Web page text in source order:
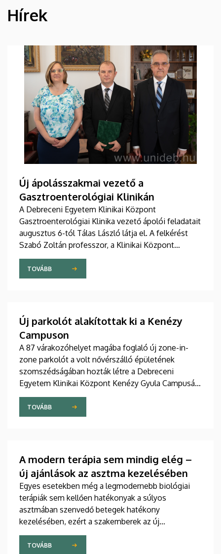
HÍREK
Hírek
Új ápolásszakmai vezető a
Gasztroenterológiai Klinikán
A Debreceni Egyetem Klinikai Központ
Gasztroenterológiai Klinika vezető ápolói feladatait
augusztus 6-tól Tálas László látja el. A felkérést
Szabó Zoltán professzor, a Klinikai Központ
elnöke, valamint Szőllősi Anna ápolási és
szakdolgozói igazgató adta át pénteken
ünnepélyes keretek között az Elnöki Hivatalban.
TOVÁBB
Új parkolót alakítottak ki a Kenézy
Campuson
A 87 várakozóhelyet magába foglaló új zone-in-
zone parkolót a volt nővérszálló épületének
szomszédságában hozták létre a Debreceni
Egyetem Klinikai Központ Kenézy Gyula Campusán.
Az új területet várhatóan augusztusban nyitják meg
a járművek előtt.
TOVÁBB
A modern terápia sem mindig elég –
új ajánlások az asztma kezelésében
Egyes esetekben még a legmodernebb biológiai
terápiák sem kellően hatékonyak a súlyos
asztmában szenvedő betegek hatékony
kezelésében, ezért a szakemberek az új
gyógyszerek kifejlesztésére irányuló kutatások
felgyorsítását sürgetik. A témában a közelmúltban
TOVÁBB